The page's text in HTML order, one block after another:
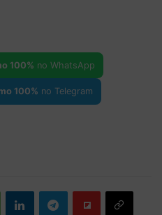
100% no WhatsApp
100% no Telegram